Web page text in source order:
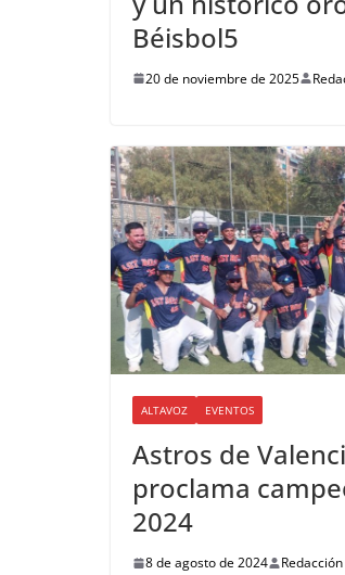
Béisbol5
20 de noviembre de 2025
ALTAVOZ EVENTOS
Astros de
proclama
2024
8 de agosto de 2024